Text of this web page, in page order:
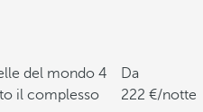
del mondo 4
il complesso
Da
222
/notte